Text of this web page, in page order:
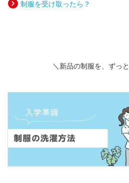
制服を受け取ったら？
＼新品の制服を、ずっ